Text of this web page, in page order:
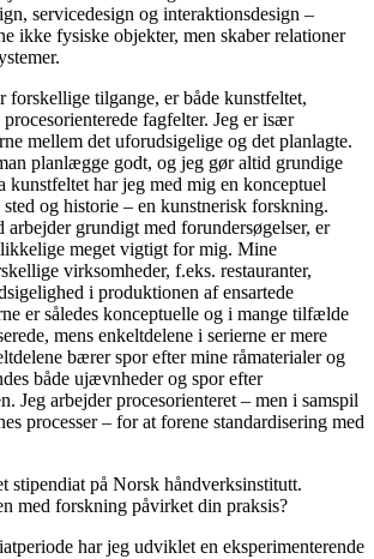
servicedesign og interaktionsdesign –
ikke fysiske objekter, men skaber relationer
forskellige tilgange, er både kunstfeltet,
fagfelter. Jeg er især
mellem det uforudsigelige og det planlagte.
planlægge godt, og jeg gør altid grundige
kunstfeltet har jeg med mig en konceptuel
og historie – en kunstnerisk forskning.
grundigt med forundersøgelser, er
meget vigtigt for mig. Mine
virksomheder, f.eks. restauranter,
i produktionen af ensartede
er således konceptuelle og i mange tilfælde
mens enkeltdelene i serierne er mere
bærer spor efter mine råmaterialer og
både ujævnheder og spor efter
Jeg arbejder procesorienteret – men i samspil
processer – for at forene standardisering med
stipendiat på Norsk håndverksinstitutt.
med forskning påvirket din praksis?
har jeg udviklet en eksperimenterende